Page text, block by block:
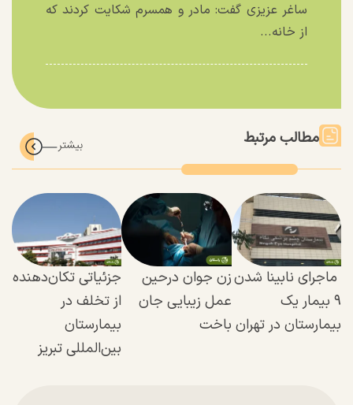
ساغر عزیزی گفت: مادر و همسرم شکایت کردند که
از خانه...
مطالب مرتبط
ماجرای نابینا شدن
۹ بیمار یک
بیمارستان در تهران
زن جوان درحین
عمل زیبایی جان
باخت
جزئیاتی تکان‌دهنده
از تخلف در
بیمارستان
بین‌المللی تبریز